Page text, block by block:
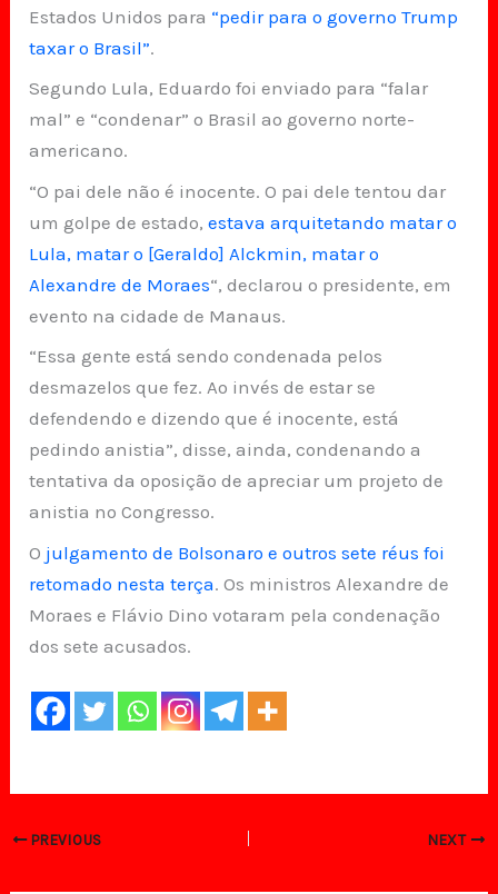
Estados Unidos para “pedir para o governo Trump
taxar o Brasil”.
Segundo Lula, Eduardo foi enviado para “falar
mal” e “condenar” o Brasil ao governo norte-
americano.
“O pai dele não é inocente. O pai dele tentou dar
um golpe de estado,estava arquitetando matar o
Lula, matar o [Geraldo] Alckmin, matar o
Alexandre de Moraes“, declarou o presidente, em
evento na cidade de Manaus.
“Essa gente está sendo condenada pelos
desmazelos que fez. Ao invés de estar se
defendendo e dizendo que é inocente, está
pedindo anistia”, disse, ainda, condenando a
tentativa da oposição de apreciar um projeto de
anistia no Congresso.
O julgamento de Bolsonaro e outros sete réus foi
retomado nesta terça. Os ministros Alexandre de
Moraes e Flávio Dino votaram pela condenação
dos sete acusados.
PREVIOUS NEXT